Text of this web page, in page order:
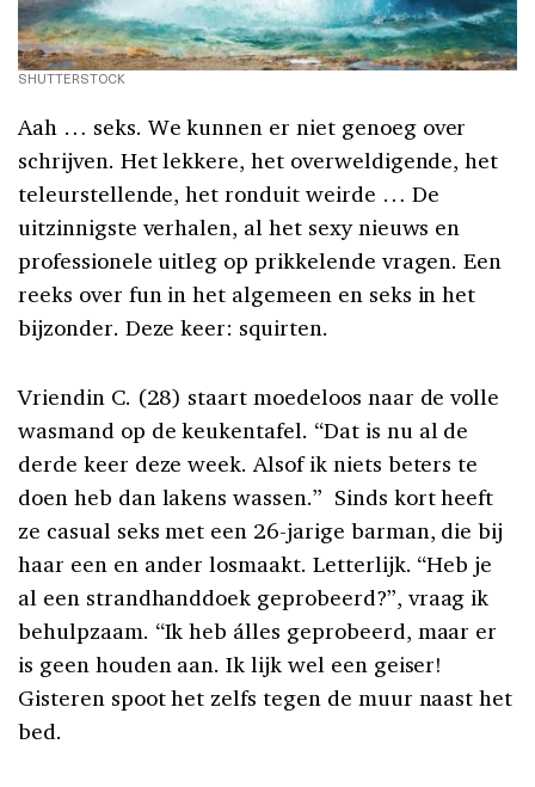
SHUTTERSTOCK
Aah … seks. We kunnen er niet genoeg over
schrijven. Het lekkere, het overweldigende, het
teleurstellende, het ronduit weirde … De
uitzinnigste verhalen, al het sexy nieuws en
professionele uitleg op prikkelende vragen. Een
reeks over fun in het algemeen en seks in het
bijzonder. Deze keer: squirten.
Vriendin C. (28) staart moedeloos naar de volle
wasmand op de keukentafel. “Dat is nu al de
derde keer deze week. Alsof ik niets beters te
doen heb dan lakens wassen.” Sinds kort heeft
ze casual seks met een 26-jarige barman, die bij
haar een en ander losmaakt. Letterlijk. “Heb je
al een strandhanddoek geprobeerd?”, vraag ik
behulpzaam. “Ik heb álles geprobeerd, maar er
is geen houden aan. Ik lijk wel een geiser!
Gisteren spoot het zelfs tegen de muur naast het
bed.